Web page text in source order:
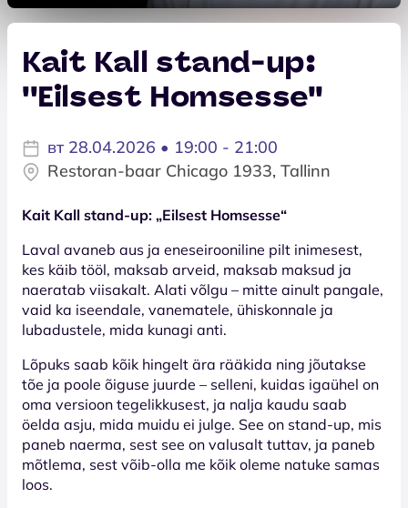
Kait Kall stand-up:
''Eilsest Homsesse''
вт 28.04.2026 • 19:00 - 21:00
Restoran-baar Chicago 1933, Tallinn
Kait Kall stand-up: „Eilsest Homsesse“
Laval avaneb aus ja eneseirooniline pilt inimesest,
kes käib tööl, maksab arveid, maksab maksud ja
naeratab viisakalt. Alati võlgu – mitte ainult pangale,
vaid ka iseendale, vanematele, ühiskonnale ja
lubadustele, mida kunagi anti.
Lõpuks saab kõik hingelt ära rääkida ning jõutakse
tõe ja poole õiguse juurde – selleni, kuidas igaühel on
oma versioon tegelikkusest, ja nalja kaudu saab
öelda asju, mida muidu ei julge. See on stand-up, mis
paneb naerma, sest see on valusalt tuttav, ja paneb
mõtlema, sest võib-olla me kõik oleme natuke samas
loos.